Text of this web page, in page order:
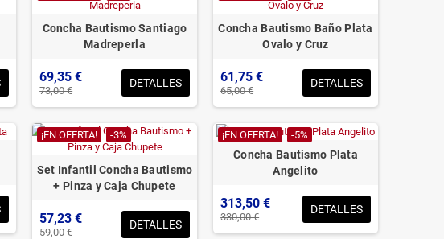
Concha Bautismo Santiago
Madreperla
69,35 €
73,00 €
DETALLES
Concha Bautismo Baño Plata
Ovalo y Cruz
61,75 €
65,00 €
DETALLES
¡EN OFERTA! -3%
Set Infantil Concha Bautismo
+ Pinza y Caja Chupete
57,23 €
59,00 €
DETALLES
¡EN OFERTA! -5%
Concha Bautismo Plata
Angelito
313,50 €
330,00 €
DETALLES